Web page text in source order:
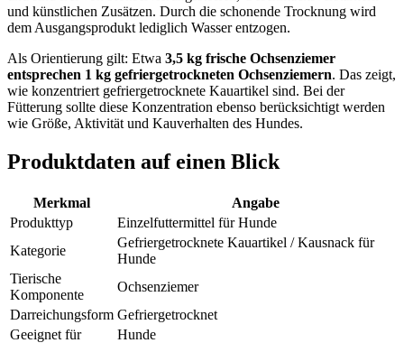
und künstlichen Zusätzen. Durch die schonende Trocknung wird
dem Ausgangsprodukt lediglich Wasser entzogen.
Als Orientierung gilt: Etwa 3,5 kg frische Ochsenziemer
entsprechen 1 kg gefriergetrockneten Ochsenziemern. Das zeigt,
wie konzentriert gefriergetrocknete Kauartikel sind. Bei der
Fütterung sollte diese Konzentration ebenso berücksichtigt werden
wie Größe, Aktivität und Kauverhalten des Hundes.
Produktdaten auf einen Blick
Merkmal
Angabe
Produkttyp
Einzelfuttermittel für Hunde
Kategorie
Gefriergetrocknete Kauartikel / Kausnack für
Hunde
Tierische
Komponente
Ochsenziemer
Darreichungsform Gefriergetrocknet
Geeignet für
Hunde